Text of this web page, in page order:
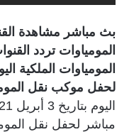
بث مباشر مشاهدة
المومياوات تردد
لحفل موكب نقل
مباشر لحفل نقل